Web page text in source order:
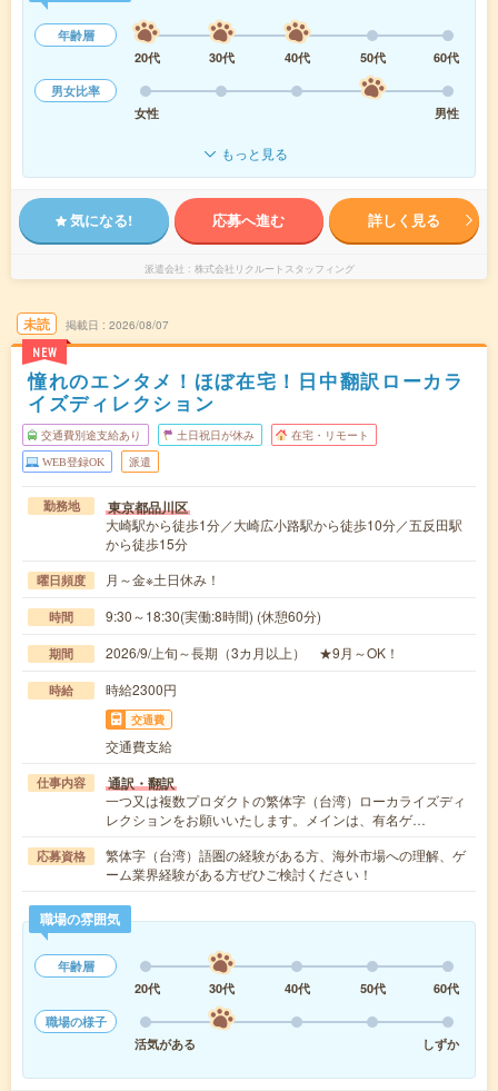
年齢層
20代
30代 40代 50代
60代
男女比率
女性
男性
もっと見る
気になる! 応募へ進む 詳しく見る
派遣会社 株式会社リクルートスタッフィング
未読
NEW
掲載日 2026/08/07
憧れのエンタメ！ほぼ在宅！日中翻訳ローカラ
イズディレクション
交通費別途支給あり 土日祝日が休み 在宅・リモート
WEB登録OK 派遣
勤務地 東京都品川区
大崎駅から徒歩1分／大崎広小路駅から徒歩10分／五反田駅
から徒歩15分
曜日頻度 月～金※土日休み！
時間 9:30～18:30(実働:8時間) (休憩60分)
期間 2026/9/上旬～長期（3カ月以上） ★9月～OK！
時給 時給2300円
交通費
交通費支給
仕事内容 通訳・翻訳
一つ又は複数プロダクトの繁体字（台湾）ローカライズディ
レクションをお願いいたします。メインは、有名ゲ…
応募資格
繁体字（台湾）語圏の経験がある方、海外市場への理解、ゲ
ーム業界経験がある方ぜひご検討ください！
職場の雰囲気
年齢層
20代
30代 40代 50代
60代
職場の様子
活気がある
しずか